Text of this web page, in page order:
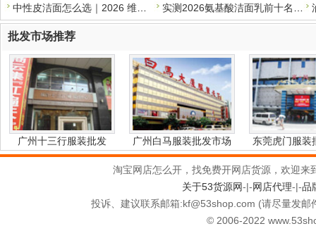
批发市场推荐
广州十三行服装批发 广州白马服装批发市场 东莞虎门服装
淘宝网店怎么开，找免费开网店货源，欢迎
关于53货源网-|-网店代理-|-品
投诉、建议联系邮箱:kf@53shop.com (请尽量发
© 2006-2022